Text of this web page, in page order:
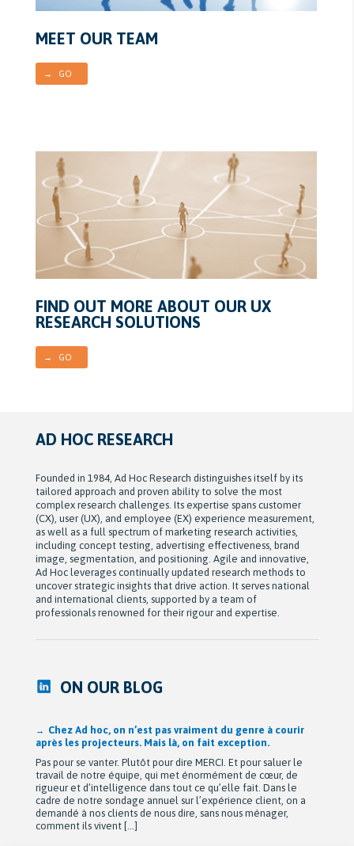
MEET OUR TEAM
→ GO
FIND OUT MORE ABOUT OUR UX
RESEARCH SOLUTIONS
→ GO
AD HOC RESEARCH
Founded in 1984, Ad Hoc Research distinguishes itself by its
tailored approach and proven ability to solve the most
complex research challenges. Its expertise spans customer
(CX), user (UX), and employee (EX) experience measurement,
as well as a full spectrum of marketing research activities,
including concept testing, advertising effectiveness, brand
image, segmentation, and positioning. Agile and innovative,
Ad Hoc leverages continually updated research methods to
uncover strategic insights that drive action. It serves national
and international clients, supported by a team of
professionals renowned for their rigour and expertise.
ON OUR BLOG
Après 42 ans à bâtir Ad hoc recherche avec passion,
Michel Berne et Stéphan Harris amorcent une nouvelle
De leurs modestes appartements d’étudiants à une entreprise
de près de 90 employés devenue une référence dans son
domaine au Québec, leur parcours est remarquable. Mais au-
delà de la croissance, ils auront surtout bâti une culture
profondément humaine fondée sur la collaboration, la